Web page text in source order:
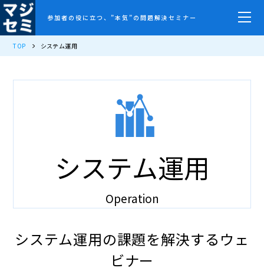
参加者の役に立つ、”本気”の問題解決セミナー
TOP システム運用
システム運用
Operation
システム運用の課題を解決するウェ
ビナー